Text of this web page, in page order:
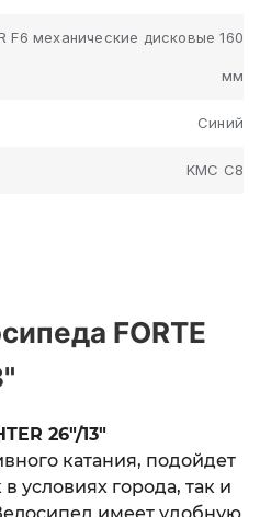
F6 механические дисковые 160
мм
Синий
KMC C8
FORTE
26"/13"
катания, подойдет
условиях города, так и
имеет удобную